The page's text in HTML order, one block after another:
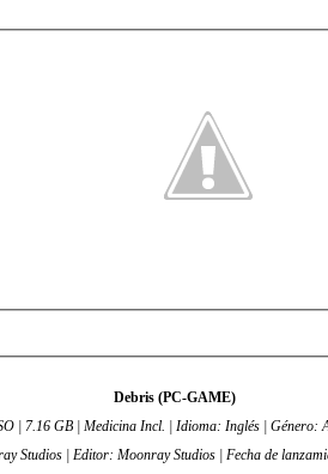
Debris (PC-GAME)
| 7.16 GB | Medicina Incl. | Idioma: Inglés | Género:
Desarrollador: Moonray Studios | Editor: Moonray Studios |